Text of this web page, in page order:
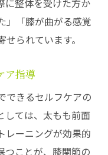
に整体を受けた方か
」「膝が曲がる感覚
られています。
ア指導
できるセルフケアの
しては、太もも前面
レーニングが効果的
つことが、膝関節の